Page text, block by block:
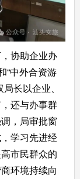
协助企业办
“中外合资游
长以企业、
还与办事群
，局审批窗
学习先进经
市民群众的
环境持续向